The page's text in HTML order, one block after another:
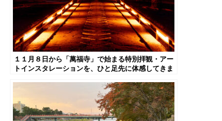
１１月８日から「萬福寺」で始まる特別拝観・アー
トインスタレーションを、ひと足先に体感してきま